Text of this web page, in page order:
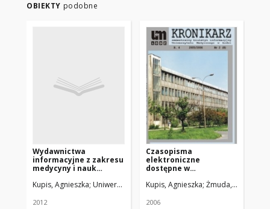
OBIEKTY podobne
Wydawnictwa
informacyjne z zakresu
medycyny i nauk
Kupis, Agnieszka Uniwersytet Medyczny w Łodzi
2012
Czasopisma
elektroniczne
dostępne w
medycznych w Polsce
Kupis, Agnieszka Żmuda, Ryszard.
2006